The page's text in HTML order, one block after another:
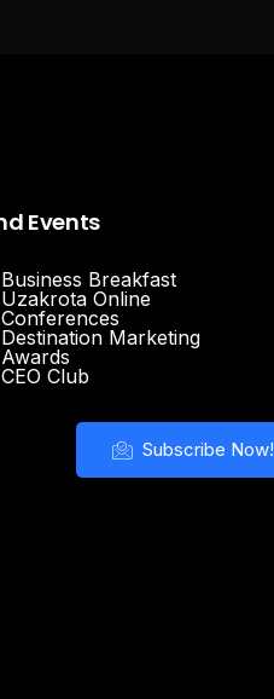
Events
Business Breakfast
Uzakrota Online
Conferences
Destination Marketing
Awards
CEO Club
Subscribe Now!